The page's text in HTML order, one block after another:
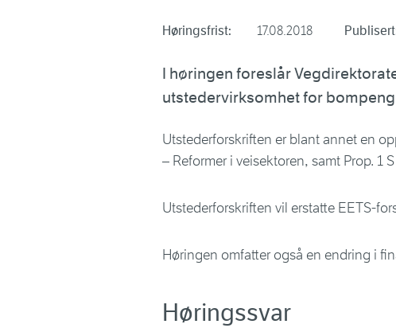
Høringsfrist: 17.08.2018
I høringen foreslår
utstedervirksomhet for
Utstederforskriften er blant annet en
– Reformer i veisektoren, samt Prop. 1
Utstederforskriften vil erstatte EETS-
Høringen omfatter også en endring i
Høringssvar